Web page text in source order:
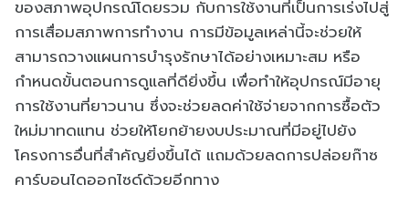
ของสภาพอุปกรณ์โดยรวม กับการใช้งานที่เป็นการเร่งไปสู่
การเสื่อมสภาพการทำงาน การมีข้อมูลเหล่านี้จะช่วยให้
สามารถวางแผนการบำรุงรักษาได้อย่างเหมาะสม หรือ
กำหนดขั้นตอนการดูแลที่ดียิ่งขึ้น เพื่อทำให้อุปกรณ์มีอายุ
การใช้งานที่ยาวนาน ซึ่งจะช่วยลดค่าใช้จ่ายจากการซื้อตัว
ใหม่มาทดแทน ช่วยให้โยกย้ายงบประมาณที่มีอยู่ไปยัง
โครงการอื่นที่สำคัญยิ่งขึ้นได้ แถมด้วยลดการปล่อยก๊าซ
คาร์บอนไดออกไซด์ด้วยอีกทาง